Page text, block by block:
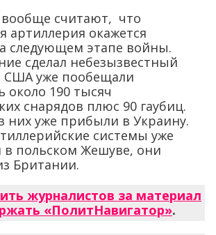
считают, что
артиллерия окажется
следующем этапе войны.
сделал небезызвестный
США уже пообещали
около 190 тысяч
снарядов плюс 90 гаубиц.
них уже прибыли в Украину.
системы уже
в польском Жешуве, они
Британии.
журналистов за материал
«ПолитНавигатор».